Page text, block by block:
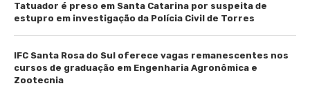
Tatuador é preso em Santa Catarina por suspeita de
estupro em investigação da Polícia Civil de Torres
IFC Santa Rosa do Sul oferece vagas remanescentes nos
cursos de graduação em Engenharia Agronômica e
Zootecnia